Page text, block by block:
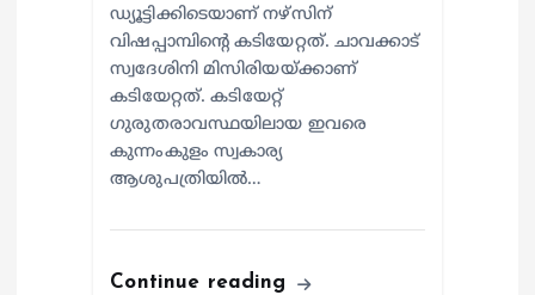
ഡ്യൂട്ടിക്കിടെയാണ് നഴ്സിന്
വിഷപ്പാമ്പിന്റെ കടിയേറ്റത്. ചാവക്കാട്
സ്വദേശിനി മിസിരിയയ്ക്കാണ്
കടിയേറ്റത്. കടിയേറ്റ്
ഗുരുതരാവസ്ഥയിലായ ഇവരെ
കുന്നംകുളം സ്വകാര്യ
ആശുപത്രിയില്‍…
Continue reading